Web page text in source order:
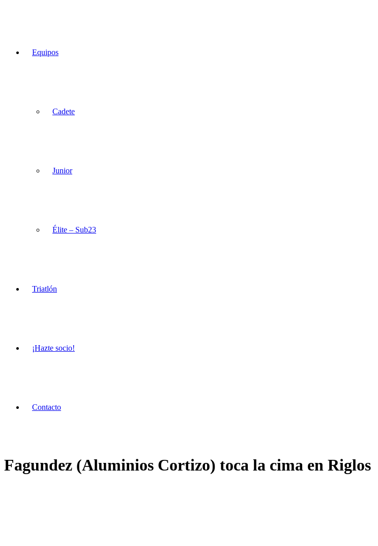
Equipos
Cadete
Junior
Élite – Sub23
Triatlón
¡Hazte socio!
Contacto
Fagundez (Aluminios Cortizo) toca la cima en Riglos